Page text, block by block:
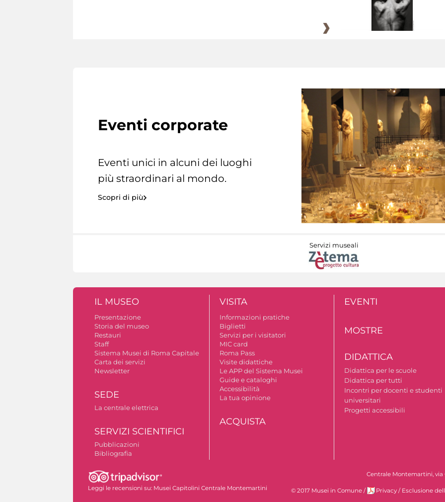
Eventi corporate
Eventi unici in alcuni dei luoghi
più straordinari al mondo.
Scopri di più
Servizi museali
IL MUSEO
Presentazione
Storia del museo
Restauri
Staff
Sistema Musei di Roma Capitale
Carta dei servizi
Newsletter
SEDE
La centrale elettrica
SERVIZI SCIENTIFICI
Pubblicazioni
Bibliografia
VISITA
Informazioni pratiche
Biglietti
Servizi per i visitatori
MIC card
Roma Pass
Visite didattiche
Le APP del Sistema Musei
Guide e cataloghi
Accessibilità
La tua opinione
ACQUISTA
EVENTI
MOSTRE
DIDATTICA
Didattica per le scuole
Didattica per tutti
Incontri per docenti e studenti
universitari
Progetti accessibili
Leggi le recensioni su: Musei Capitolini Centrale Montemartini
Centrale Montemartini, via
© 2017 Musei in Comune / Privacy / Esclusione